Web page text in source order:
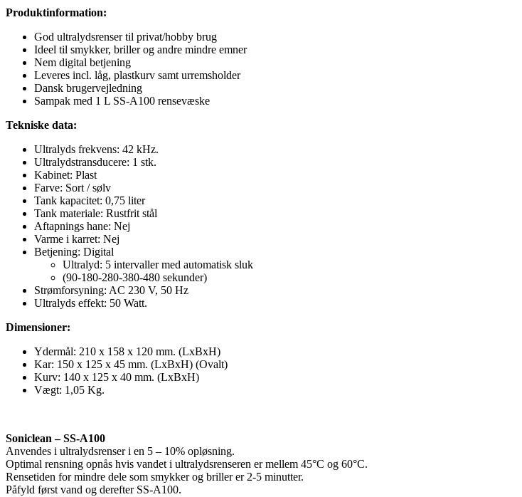
Produktinformation:
God ultralydsrenser til privat/hobby brug
Ideel til smykker, briller og andre mindre emner
Nem digital betjening
Leveres incl. låg, plastkurv samt urremsholder
Dansk brugervejledning
Sampak med 1 L SS-A100 rensevæske
Tekniske data:
Ultralyds frekvens: 42 kHz.
Ultralydstransducere: 1 stk.
Kabinet: Plast
Farve: Sort / sølv
Tank kapacitet: 0,75 liter
Tank materiale: Rustfrit stål
Aftapnings hane: Nej
Varme i karret: Nej
Betjening: Digital
Ultralyd: 5 intervaller med automatisk sluk
(90-180-280-380-480 sekunder)
Strømforsyning: AC 230 V, 50 Hz
Ultralyds effekt: 50 Watt.
Dimensioner:
Ydermål: 210 x 158 x 120 mm. (LxBxH)
Kar: 150 x 125 x 45 mm. (LxBxH) (Ovalt)
Kurv: 140 x 125 x 40 mm. (LxBxH)
Vægt: 1,05 Kg.
Soniclean – SS-A100
Anvendes i ultralydsrenser i en 5 – 10% opløsning.
Optimal rensning opnås hvis vandet i ultralydsrenseren er mellem 45°C og 60°C.
Rensetiden for mindre dele som smykker og briller er 2-5 minutter.
Påfyld først vand og derefter SS-A100.